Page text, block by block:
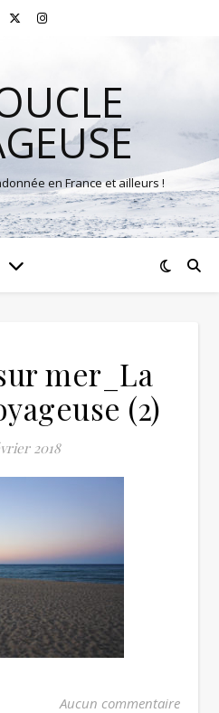
en France et ailleurs !
mer_La
(2)
2018
Aucun commentaire